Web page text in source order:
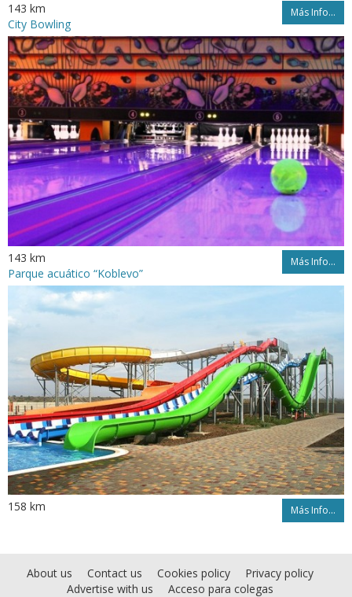
143 km Más Info...
City Bowling
143 km Más Info...
Parque acuático “Koblevo”
158 km Más Info...
About us Contact us Cookies policy
Privacy policy
Advertise with us
Acceso para colegas